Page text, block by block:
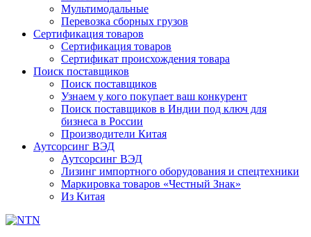
Мультимодальные
Перевозка сборных грузов
Сертификация товаров
Сертификация товаров
Сертификат происхождения товара
Поиск поставщиков
Поиск поставщиков
Узнаем у кого покупает ваш конкурент
Поиск поставщиков в Индии под ключ для
бизнеса в России
Производители Китая
Аутсорсинг ВЭД
Аутсорсинг ВЭД
Лизинг импортного оборудования и спецтехники
Маркировка товаров «Честный Знак»
Из Китая